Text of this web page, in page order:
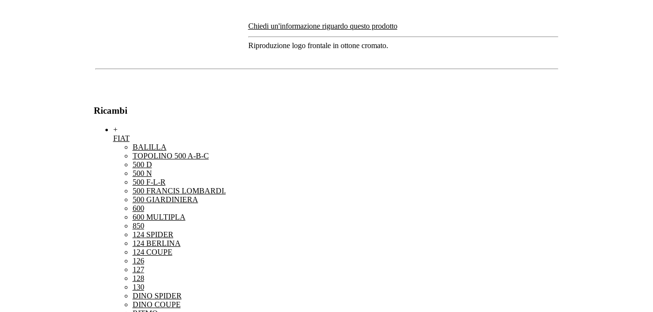
Chiedi un'informazione riguardo questo prodotto
Riproduzione logo frontale in ottone cromato.
Ricambi
+
FIAT
BALILLA
TOPOLINO 500 A-B-C
500 D
500 N
500 F-L-R
500 FRANCIS LOMBARDI.
500 GIARDINIERA
600
600 MULTIPLA
850
124 SPIDER
124 BERLINA
124 COUPE
126
127
128
130
DINO SPIDER
DINO COUPE